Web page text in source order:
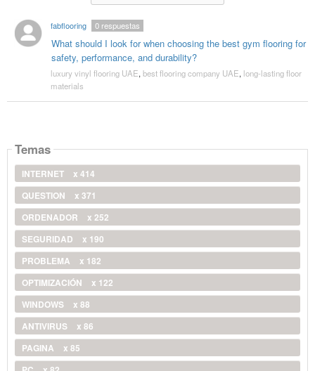
fabflooring
What should I look for when choosing the best gym flooring for
safety, performance, and durability?
0respuestas
luxury vinyl flooring UAE, best flooring company UAE, long-lasting floor
materials
Temas
INTERNET
x 414
QUESTION
x 371
ORDENADOR
x 252
SEGURIDAD
x 190
PROBLEMA
x 182
OPTIMIZACIÓN
x 122
WINDOWS
x 88
ANTIVIRUS
x 86
PAGINA
x 85